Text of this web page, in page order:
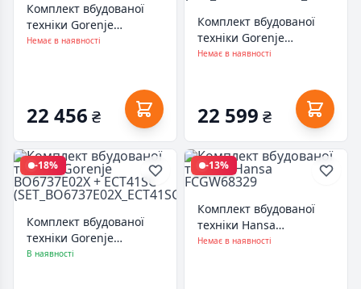
Комплект вбудованої
техніки Gorenje
SET_BO6737E02XK_G642ABX
Немає в наявності
22 456 ₴
Комплект вбудованої
техніки Gorenje
BO6735E02BK + G641EB
Немає в наявності
22 599 ₴
-18%
Комплект вбудованої
техніки Gorenje
BO6737E02X + ECT41SC
В наявності
-13%
Комплект вбудованої
техніки Hansa
FCGW68329
Немає в наявності